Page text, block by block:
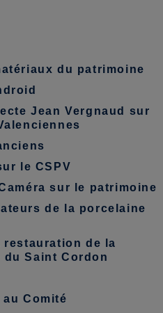
du patrimoine
Jean Vergnaud sur
le CSPV
sur le patrimoine
de la porcelaine
de la
du Saint Cordon
Comité